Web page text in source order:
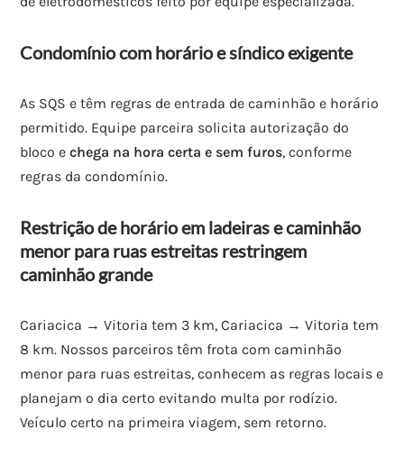
Condomínio com horário e síndico exigente
As SQS e têm regras de entrada de caminhão e horário
permitido. Equipe parceira solicita autorização do
bloco echega na hora certa e sem furos, conforme
regras da condomínio.
Restrição de horário em ladeiras e caminhão
menor para ruas estreitas restringem
caminhão grande
Cariacica → Vitoria tem 3 km, Cariacica → Vitoria tem
8 km. Nossos parceiros têm frota com caminhão
menor para ruas estreitas, conhecem as regras locais e
planejam o dia certo evitando multa por rodízio.
Veículo certo na primeira viagem, sem retorno.